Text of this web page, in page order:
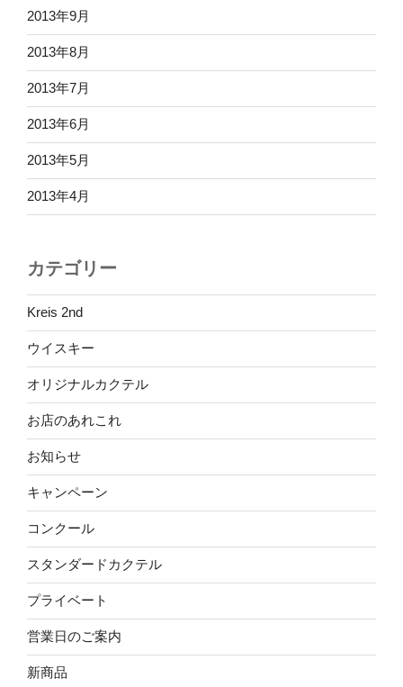
2013年9月
2013年8月
2013年7月
2013年6月
2013年5月
2013年4月
カテゴリー
Kreis 2nd
ウイスキー
オリジナルカクテル
お店のあれこれ
お知らせ
キャンペーン
コンクール
スタンダードカクテル
プライベート
営業日のご案内
新商品